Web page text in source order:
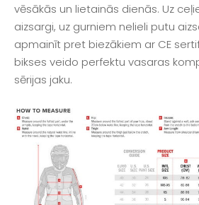
vēsākās un lietainās dienās. Uz
aizsargi, uz gurniem nelieli putu
apmainīt pret biezākiem ar CE
bikses veido perfektu vasaras
sērijas jaku.